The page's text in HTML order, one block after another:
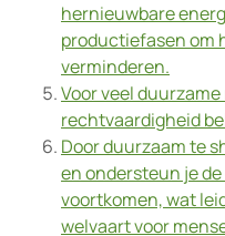
hernieuwbare
productiefasen om
verminderen.
Voor veel
rechtvaardigheid
Door duurzaam te
en ondersteun je
voortkomen, wat
welvaart voor